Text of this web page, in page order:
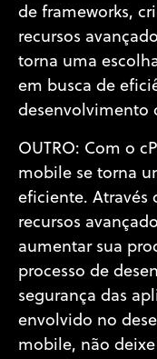
de frameworks,
recursos
torna uma
em busca de
desenvolvimento
OUTRO: Com o
mobile se torna
eficiente. Através
recursos
aumentar sua
processo de
segurança das
envolvido no
mobile, não